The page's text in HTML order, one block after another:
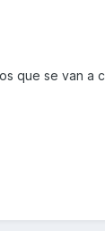
que se van a